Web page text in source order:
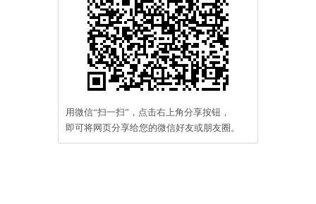
用微信“扫一扫”，点击右上角分享按钮，
即可将网页分享给您的微信好友或朋友圈。